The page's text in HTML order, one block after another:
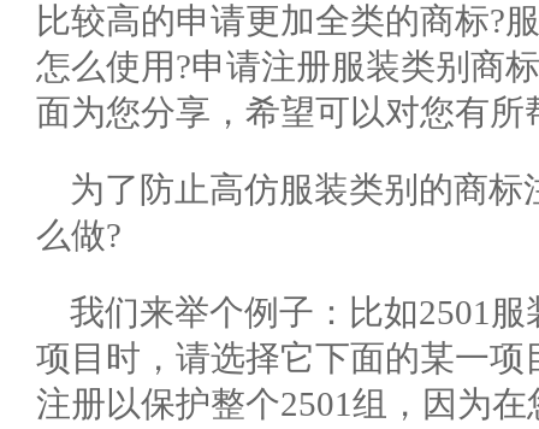
比较高的申请更加全类的商标?
怎么使用?申请注册服装类别商
面为您分享，希望可以对您有所
为了防止高仿服装类别的商
么做?
我们来举个例子：比如2501
项目时，请选择它下面的某一项
注册以保护整个2501组，因为